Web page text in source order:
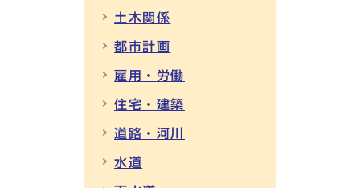
土木関係
都市計画
雇用・労働
住宅・建築
道路・河川
水道